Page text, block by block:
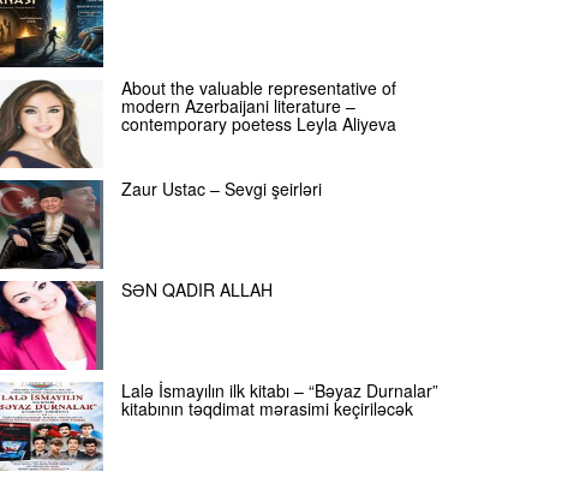
About the valuable representative of
modern Azerbaijani literature –
contemporary poetess Leyla Aliyeva
Zaur Ustac – Sevgi şeirləri
SƏN QADIR ALLAH
Lalə İsmayılın ilk kitabı – “Bəyaz Durnalar”
kitabının təqdimat mərasimi keçiriləcək